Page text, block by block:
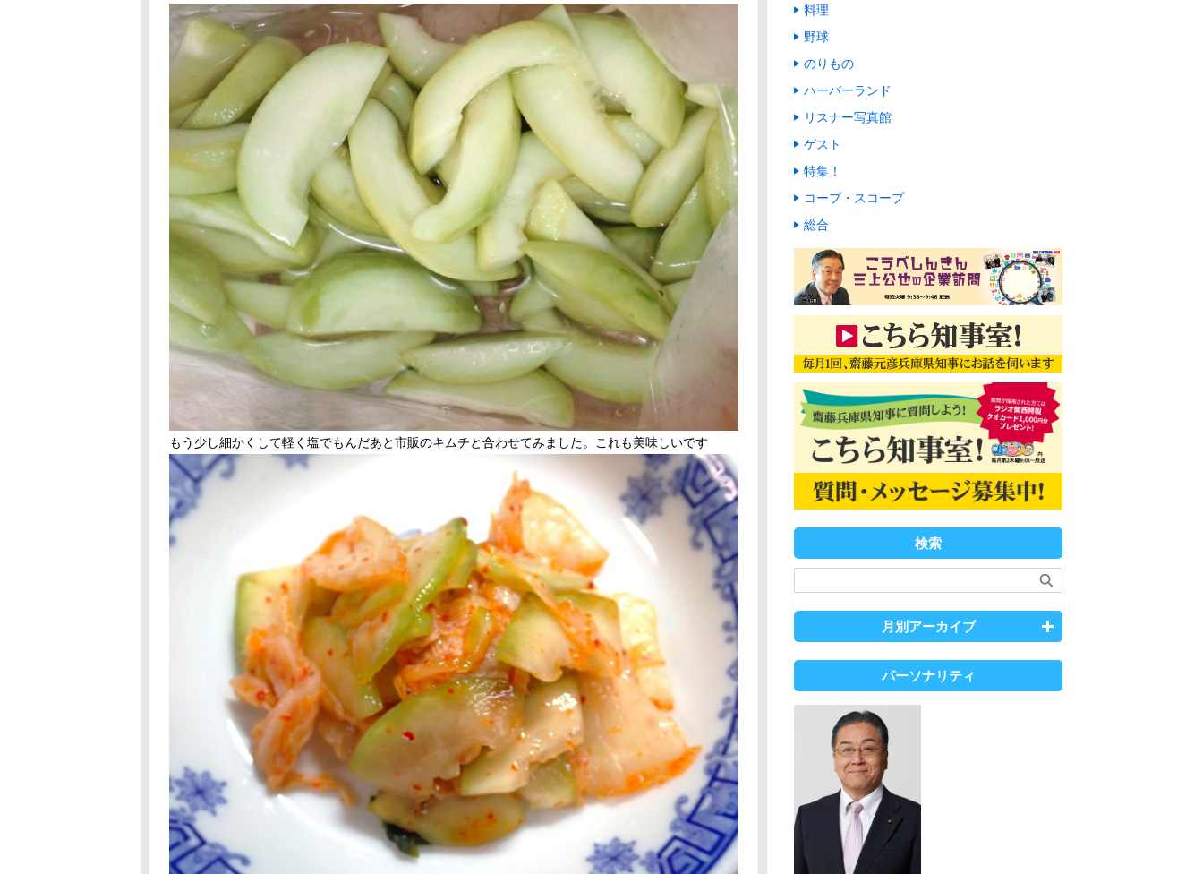
もう少し細かくして軽く塩でもんだあと市販のキムチと合わせてみました。これも美味しいです
料理
野球
のりもの
ハーバーランド
リスナー写真館
ゲスト
特集！
コープ・スコープ
総合
検索
月別アーカイブ
パーソナリティ